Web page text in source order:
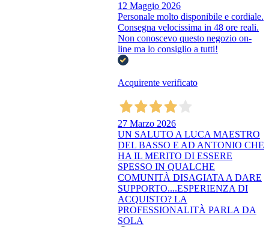
12 Maggio 2026
Personale molto disponibile e cordiale.
Consegna velocissima in 48 ore reali.
Non conoscevo questo negozio on-
line ma lo consiglio a tutti!
Acquirente verificato
27 Marzo 2026
UN SALUTO A LUCA MAESTRO
DEL BASSO E AD ANTONIO CHE
HA IL MERITO DI ESSERE
SPESSO IN QUALCHE
COMUNITÀ DISAGIATA A DARE
SUPPORTO....ESPERIENZA DI
ACQUISTO? LA
PROFESSIONALITÀ PARLA DA
SOLA